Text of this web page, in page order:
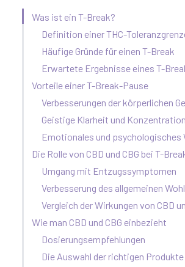
Was ist ein T-Break?
Definition einer THC-
Häufige Gründe für einen T-Break
Erwartete Ergebnisse eines T-
Vorteile einer T-Break-Pause
Verbesserungen der körperlichen
Geistige Klarheit und Konzentration
Emotionales und psychologisches
Die Rolle von CBD und CBG bei T-
Umgang mit Entzugssymptomen
Verbesserung des allgemeinen
Vergleich der Wirkungen von CBD
Wie man CBD und CBG einbezieht
Dosierungsempfehlungen
Die Auswahl der richtigen Produkte